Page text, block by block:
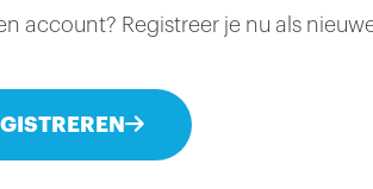
account? Registreer je nu als